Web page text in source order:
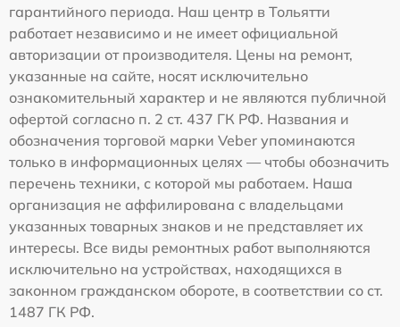
гарантийного периода. Наш центр в Тольятти
работает независимо и не имеет официальной
авторизации от производителя. Цены на ремонт,
указанные на сайте, носят исключительно
ознакомительный характер и не являются публичной
офертой согласно п. 2 ст. 437 ГК РФ. Названия и
обозначения торговой марки Veber упоминаются
только в информационных целях — чтобы обозначить
перечень техники, с которой мы работаем. Наша
организация не аффилирована с владельцами
указанных товарных знаков и не представляет их
интересы. Все виды ремонтных работ выполняются
исключительно на устройствах, находящихся в
законном гражданском обороте, в соответствии со ст.
1487 ГК РФ.